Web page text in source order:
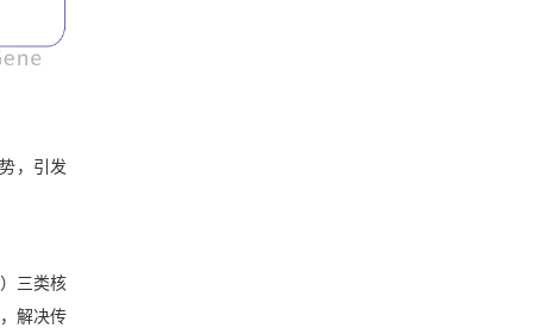
，引发
三类核
解决传